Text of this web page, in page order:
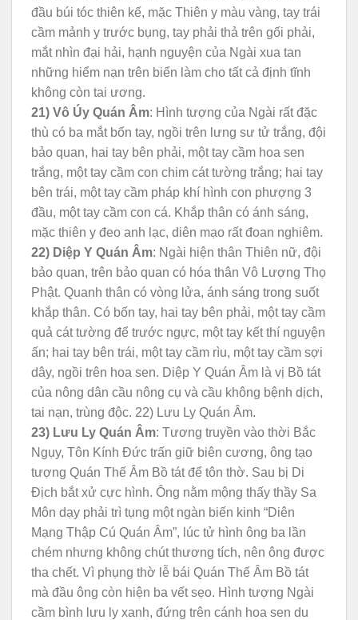
đầu búi tóc thiên kế, mặc Thiên y màu vàng, tay trái
cầm mảnh y trước bụng, tay phải thả trên gối phải,
mắt nhìn đại hải, hạnh nguyện của Ngài xua tan
những hiểm nạn trên biển làm cho tất cả định tĩnh
không còn tai ương.
21) Vô Úy Quán Âm: Hình tượng của Ngài rất đặc
thù có ba mắt bốn tay, ngồi trên lưng sư tử trắng, đội
bảo quan, hai tay bên phải, một tay cầm hoa sen
trắng, một tay cầm con chim cát tường trắng; hai tay
bên trái, một tay cầm pháp khí hình con phượng 3
đầu, một tay cầm con cá. Khắp thân có ánh sáng,
mặc thiên y đeo anh lạc, diên mạo rất đoan nghiêm.
22) Diệp Y Quán Âm: Ngài hiện thân Thiên nữ, đội
bảo quan, trên bảo quan có hóa thân Vô Lượng Thọ
Phật. Quanh thân có vòng lửa, ánh sáng trong suốt
khắp thân. Có bốn tay, hai tay bên phải, một tay cầm
quả cát tường để trước ngực, một tay kết thí nguyện
ấn; hai tay bên trái, một tay cầm rìu, một tay cầm sợi
dây, ngồi trên hoa sen. Diệp Y Quán Âm là vị Bồ tát
của nông dân cầu nông cụ và cầu không bệnh dịch,
tai nạn, trùng độc. 22) Lưu Ly Quán Âm.
23) Lưu Ly Quán Âm: Tương truyền vào thời Bắc
Ngụy, Tôn Kính Đức trấn giữ biên cương, ông tạo
tượng Quán Thế Âm Bồ tát để tôn thờ. Sau bị Di
Địch bắt xử cực hình. Ông nằm mộng thấy thầy Sa
Môn dạy phải trì tụng một ngàn biến kinh “Diên
Mạng Thập Cú Quán Âm”, lúc tử hình ông ba lần
chém nhưng không chút thương tích, nên ông được
tha chết. Vì phụng thờ lễ bái Quán Thế Âm Bồ tát
mà đầu ông còn hiện ba vết sẹo. Hình tượng Ngài
cầm bình lưu ly xanh, đứng trên cánh hoa sen du